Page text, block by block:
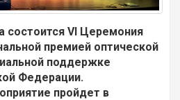
состоится VI Церемония
премией оптической
поддержке
Федерации.
пройдет в